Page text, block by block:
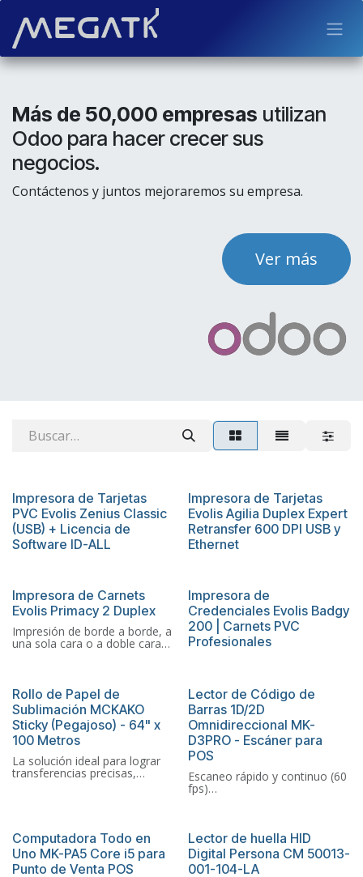
Más de 50,000 empresas utilizan
Odoo para hacer crecer sus
negocios.
Contáctenos y juntos mejoraremos su empresa.
Ver más
Más Vendido
Impresora de Tarjetas
PVC Evolis Zenius Classic
(USB) + Licencia de
Software ID-ALL
Más Vendido
Impresora de Tarjetas
Evolis Agilia Duplex Expert
Retransfer 600 DPI USB y
Ethernet
Más Vendido
Impresora de Carnets
Evolis Primacy 2 Duplex
Impresión de borde a borde, a
una sola cara o a doble cara
100 tarjetas
Velocidad de impresión A una
sola: 280 tarjetas/hora
A doble cara: 170
tarjetas/hora
Módulo de plastificación a
doble cara CLM
Conectividad: USB, Ethernet,
en 300 x 600 dpi (impresión en
blanco y negro y en color) o
300 x 1200 dpi (impresión en
Más Vendido
Impresora de
Credenciales Evolis Badgy
200 | Carnets PVC
Profesionales
Oferta
Rollo de Papel de
Sublimación MCKAKO
Sticky (Pegajoso) - 64" x
100 Metros
La solución ideal para lograr
transferencias precisas,
limpias y sin desplazamientos
temporalmente al sustrato
durante el proceso de calor,
evitando corrimientos,
sombras y errores comunes,
Más Vendido
Lector de Código de
Barras 1D/2D
Omnidireccional MK-
D3PRO - Escáner para
POS
Escaneo rápido y continuo (60
fps)
Lectura precisa de códigos 1D
Conexión USB fácil instalación
Compatible con Windows,
MacOS, Linux y Android
Más Vendido
Computadora Todo en
Uno MK-PA5 Core i5 para
Punto de Venta POS
Más Vendido
Lector de huella HID
Digital Persona CM 50013-
001-104-LA